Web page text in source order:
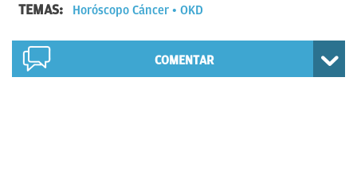
TEMAS: Horóscopo Cáncer OKD
COMENTAR